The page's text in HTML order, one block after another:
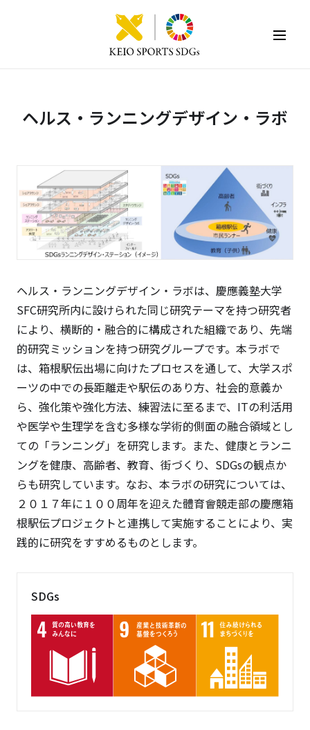
ヘルス・ランニングデザイン・ラボ
ヘルス・ランニングデザイン・ラボは、慶應義塾大学
SFC研究所内に設けられた同じ研究テーマを持つ研究者
により、横断的・融合的に構成された組織であり、先端
的研究ミッションを持つ研究グループです。本ラボで
は、箱根駅伝出場に向けたプロセスを通して、大学スポ
ーツの中での長距離走や駅伝のあり方、社会的意義か
ら、強化策や強化方法、練習法に至るまで、ITの利活用
や医学や生理学を含む多様な学術的側面の融合領域とし
ての「ランニング」を研究します。また、健康とランニ
ングを健康、高齢者、教育、街づくり、SDGsの観点か
らも研究しています。なお、本ラボの研究については、
２０１７年に１００周年を迎えた體育會競走部の慶應箱
根駅伝プロジェクトと連携して実施することにより、実
践的に研究をすすめるものとします。
SDGs